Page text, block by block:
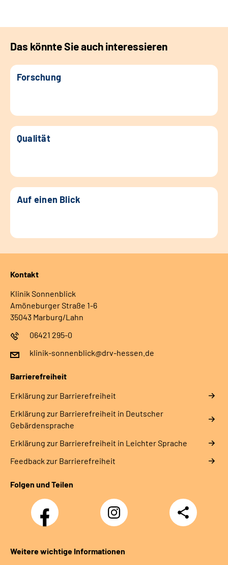
Das könnte Sie auch interessieren
Forschung
Qualität
Auf einen Blick
Kontakt
Klinik Sonnenblick
Amöneburger Straße 1-6
35043 Marburg/Lahn
06421 295-0
klinik-sonnenblick@drv-hessen.de
Barrierefreiheit
Erklärung zur Barrierefreiheit
Erklärung zur Barrierefreiheit in Deutscher
Gebärdensprache
Erklärung zur Barrierefreiheit in Leichter Sprache
Feedback zur Barrierefreiheit
Folgen und Teilen
Facebook
Klinik
Sonnenblick
Instagram
Klinik
Sonnenblick
Teilen
Weitere wichtige Informationen